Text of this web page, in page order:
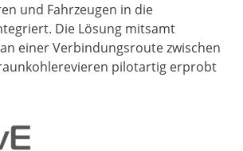
und Fahrzeugen in die
Die Lösung mitsamt
einer Verbindungsroute zwischen
pilotartig erprobt